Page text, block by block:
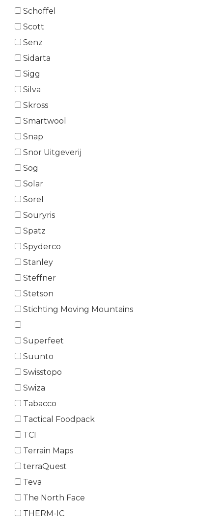
Schoffel
Scott
Senz
Sidarta
Sigg
Silva
Skross
Smartwool
Snap
Snor Uitgeverij
Sog
Solar
Sorel
Souryris
Spatz
Spyderco
Stanley
Steffner
Stetson
Stichting Moving Mountains
Superfeet
Suunto
Swisstopo
Swiza
Tabacco
Tactical Foodpack
TCI
Terrain Maps
terraQuest
Teva
The North Face
THERM-IC